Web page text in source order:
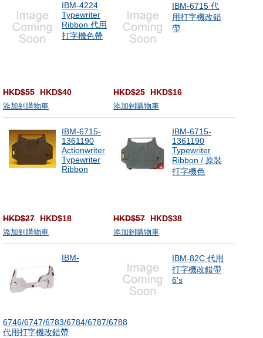
IBM-4224
Typewriter
Ribbon 代用
打字機色帶
HKD$55 HKD$40
添加到購物車
IBM-6715 代
用打字機改錯
帶
HKD$25 HKD$16
添加到購物車
IBM-6715-
1361190
Actionwriter
Typewriter
Ribbon
HKD$27 HKD$18
添加到購物車
IBM-6715-
1361190
Typewriter
Ribbon / 原裝
打字機色
HKD$57 HKD$38
添加到購物車
IBM-
6746/6747/6783/6784/6787/6788
代用打字機改錯帶
IBM-82C 代用
打字機改錯帶
6's